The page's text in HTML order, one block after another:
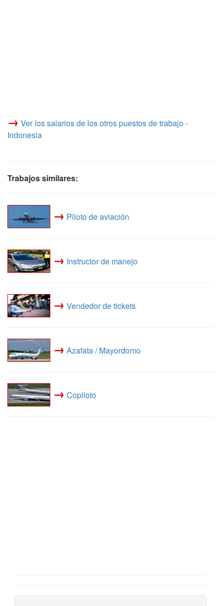
→ Ver los salarios de los otros puestos de trabajo -
Indonesia
Trabajos similares:
→ Piloto de aviación
→ Instructor de manejo
→ Vendedor de tickets
→ Azafata / Mayordomo
→ Copiloto